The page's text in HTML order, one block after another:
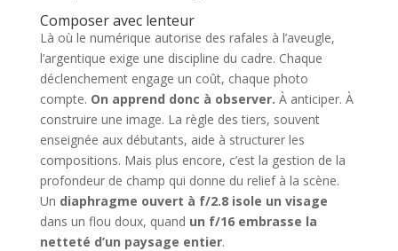
Composer avec lenteur
Là où le numérique autorise des rafales à l’aveugle,
l’argentique exige une discipline du cadre. Chaque
déclenchement engage un coût, chaque photo
compte. On apprend donc à observer. À anticiper. À
construire une image. La règle des tiers, souvent
enseignée aux débutants, aide à structurer les
compositions. Mais plus encore, c’est la gestion de la
profondeur de champ qui donne du relief à la scène.
Un diaphragme ouvert à f/2.8 isole un visage
dans un flou doux, quand un f/16 embrasse la
netteté d’un paysage entier.